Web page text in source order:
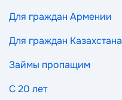
Для граждан Армении
Для граждан Казахстана
Займы пропащим
С 20 лет